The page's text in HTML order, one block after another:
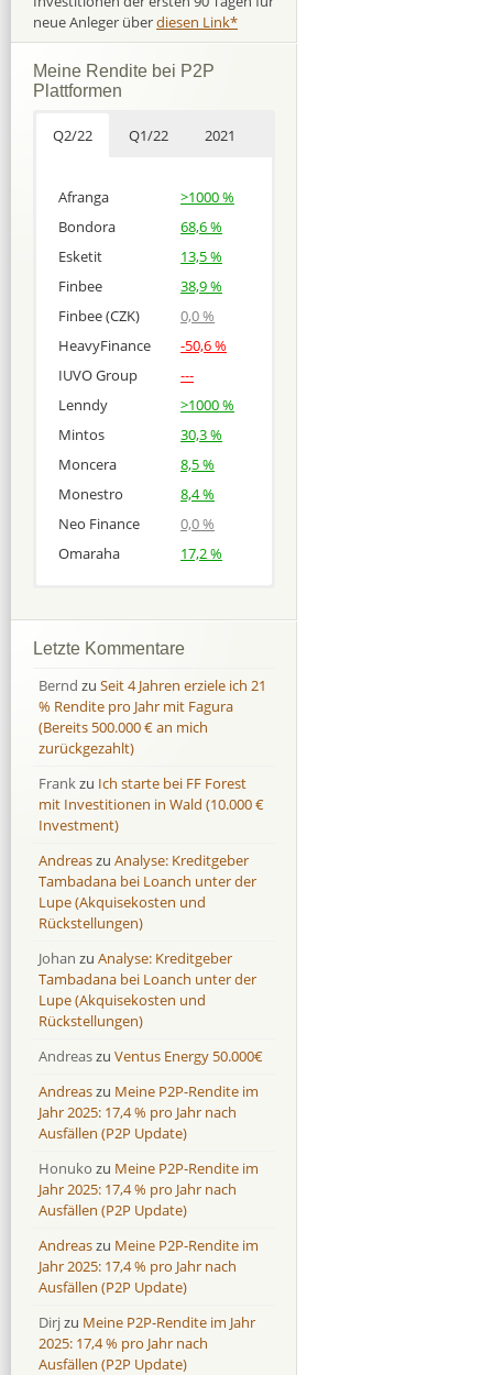
neue Anleger überdiesen Link*
Meine Rendite bei P2P
Plattformen
Q2/22 Q1/22 2021
Afranga
>1000 %
Bondora
68,6 %
Esketit
13,5 %
Finbee
38,9 %
Finbee (CZK)
0,0 %
HeavyFinance
-50,6 %
IUVO Group
---
Lenndy
>1000 %
Mintos
30,3 %
Moncera
8,5 %
Monestro
8,4 %
Neo Finance
0,0 %
Omaraha
17,2 %
Bondora
Finbee
43,2%
Finbee (CZK)
0,0 %
HeavyFinance
IUVO Group
-32,2 %
Lenndy
-314,6 %
Moncera
8,0 %
Monestro
9,1 %
Neo Finance
Omaraha
16,4 %
Bondora
Finbee
35,2%
Finbee (CZK)
0,0 %
HeavyFinance
IUVO Group
-55,0 %
Lenndy
146,5 %
Moncera
11,1 %
Monestro
>1000%
Neo Finance
Omaraha
18,0 %
Letzte Kommentare
Bernd zu Seit 4 Jahren erziele ich 21
% Rendite pro Jahr mit Fagura
(Bereits 500.000 € an mich
zurückgezahlt)
Frankzu Ich starte bei FF Forest
mit Investitionen in Wald (10.000 €
Investment)
Andreaszu Analyse: Kreditgeber
Tambadana bei Loanch unter der
Lupe (Akquisekosten und
Rückstellungen)
Johan zu Analyse: Kreditgeber
Tambadana bei Loanch unter der
Lupe (Akquisekosten und
Rückstellungen)
Andreaszu Ventus Energy 50.000€
Andreaszu Meine P2P-Rendite im
Jahr 2025: 17,4 % pro Jahr nach
Ausfällen (P2P Update)
Honuko zu Meine P2P-Rendite im
Jahr 2025: 17,4 % pro Jahr nach
Ausfällen (P2P Update)
Andreaszu Meine P2P-Rendite im
Jahr 2025: 17,4 % pro Jahr nach
Ausfällen (P2P Update)
Dirjzu Meine P2P-Rendite im Jahr
2025: 17,4 % pro Jahr nach
Ausfällen (P2P Update)